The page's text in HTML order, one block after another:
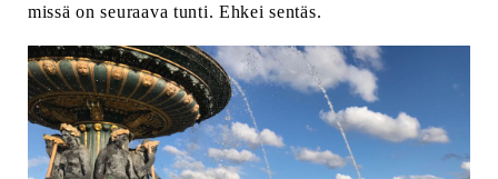
missä on seuraava tunti. Ehkei sentäs.